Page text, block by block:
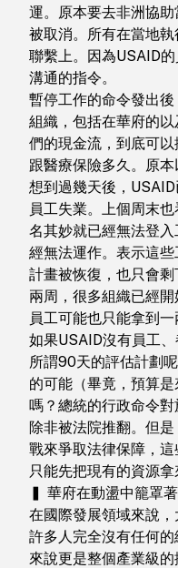
運。原本要去非洲協
被取消。所有在當地
聯繫上。因為USAID
溝通的指令。
暫停工作的命令發出
組織，包括在華府的
們的現金流，到底可
跟醫療保險多久。原
想到過幾天後，
員工失業。上個周末
名其妙就已經無法登
經無法運作。表示這
計畫被恢復，也只會
兩周，很多組織已經
員工可能也只能拿到一
如果USAID沒有員工
所謂90天的評估計劃
的可能（畢竟，預算
嗎？總統的行政命令對
除非被法院推翻。但
戰來爭取法律保障，這
只能先把現有的資源拿
▍ 華府在動盪中籠罩
在國際發展領域來說
許多人完全沒有任何
來說更是整個產業級